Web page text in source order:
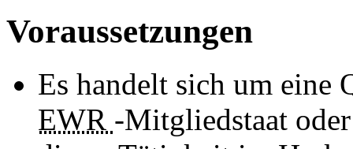
Voraussetzungen
Es handelt sich um
EWR -Mitgliedstaat